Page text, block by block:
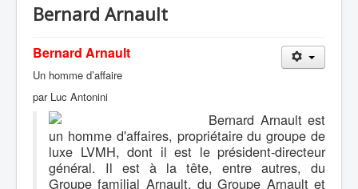
Bernard Arnault
Bernard Arnault
Un homme d’affaire
par Luc Antonini
Bernard Arnault est
un homme d'affaires, propriétaire du groupe de
luxe LVMH, dont il est le président-directeur
général. Il est à la tête, entre autres, du
Groupe familial Arnault, du Groupe Arnault et